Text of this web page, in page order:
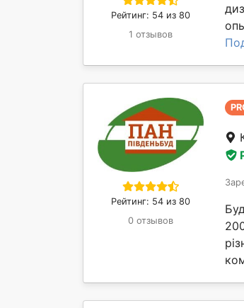
Рейтинг: 54 из 80
1 отзывов
Рейтинг: 54 из 80
0 отзывов